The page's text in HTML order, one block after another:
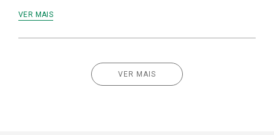
VER MAIS
VER MAIS